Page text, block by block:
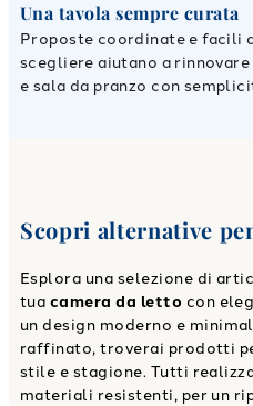
Una tavola sempre curata
Proposte coordinate e facili
scegliere aiutano a rinnovare
e sala da pranzo con
Scopri alternative
Esplora una selezione di
tua camera da letto con
un design moderno e
raffinato, troverai prodotti
stile e stagione. Tutti
materiali resistenti, per un